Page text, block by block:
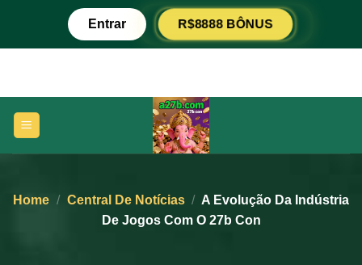
content
Entrar R$8888 BÔNUS
Home / Central De Notícias / A Evolução Da Indústria
De Jogos Com O 27b Con